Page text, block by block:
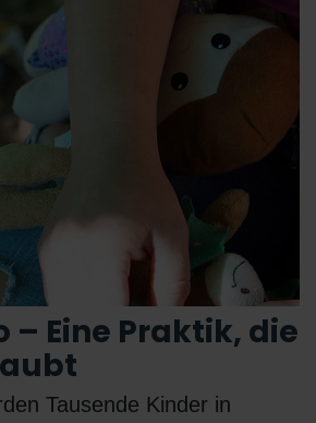
– Eine Praktik, die
Tausende Kinder in